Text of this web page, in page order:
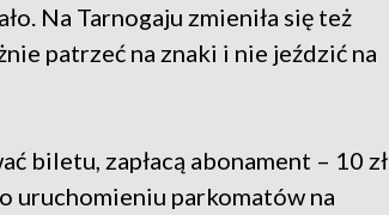
Na Tarnogaju zmieniła się też
patrzeć na znaki i nie jeździć na
biletu, zapłacą abonament – 10 zł
uruchomieniu parkomatów na